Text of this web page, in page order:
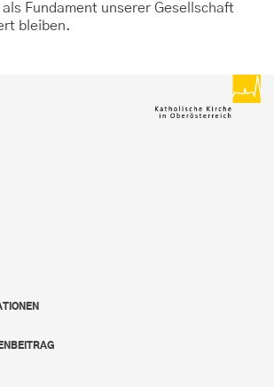
Fundament unserer Gesellschaft
bleiben.